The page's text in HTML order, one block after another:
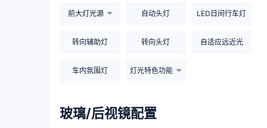
前大灯光源 自动头灯 LED日间行车灯
转向辅助灯 转向头灯 自适应远近光
车内氛围灯 灯光特色功能
玻璃/后视镜配置